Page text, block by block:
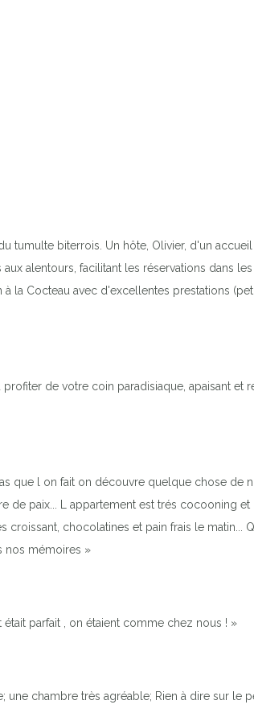
biterrois. Un hôte, Olivier, d'un
alentours, facilitant les réservations dans
Cocteau avec d'excellentes prestations
de votre coin paradisiaque, apaisant et
que l on fait on découvre quelque chose de
de paix... L appartement est trés cocooning
chocolatines et pain frais le matin...
nos mémoires »
parfait , on étaient comme chez nous ! »
chambre très agréable; Rien à dire sur le